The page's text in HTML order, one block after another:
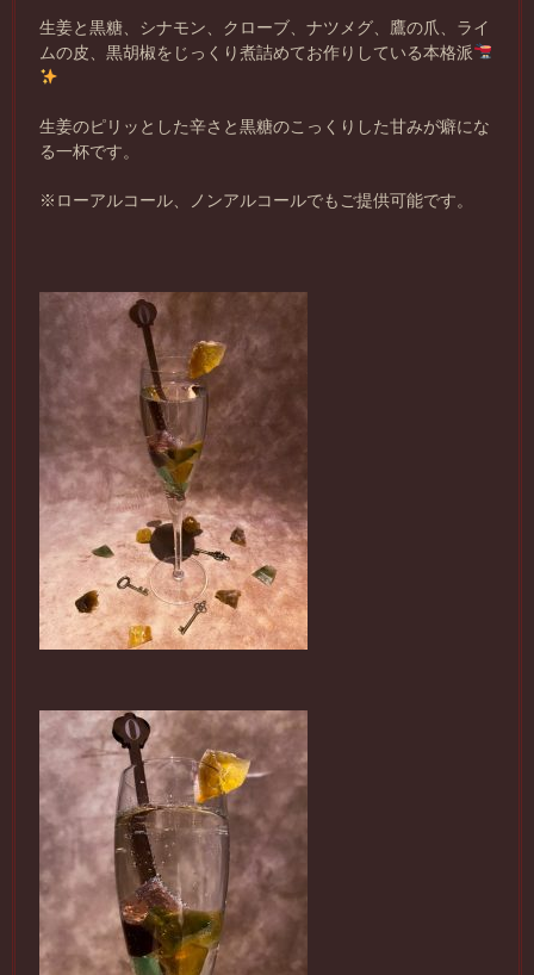
生姜と黒糖、シナモン、クローブ、ナツメグ、鷹の爪、ライ
ムの皮、黒胡椒をじっくり煮詰めてお作りしている本格派
生姜のピリッとした辛さと黒糖のこっくりした甘みが癖にな
る一杯です。
※ローアルコール、ノンアルコールでもご提供可能です。